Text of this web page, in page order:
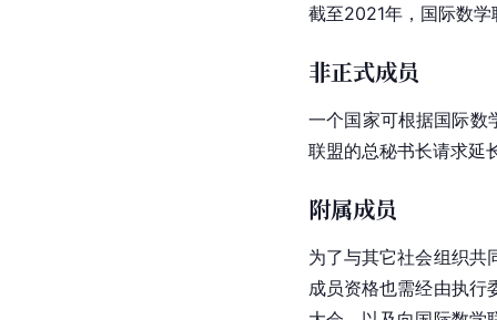
截至2021年，国际数
非正式成员
一个国家可根据国际数
联盟的总秘书长请求延
附属成员
为了与其它社会组织共
成员资格也需经由执行